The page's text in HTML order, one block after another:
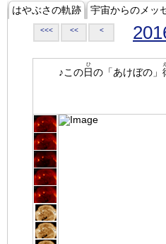
はやぶさの軌跡 宇宙からのメッ
<<< << <
♪この日
ひ
の「あけぼの」